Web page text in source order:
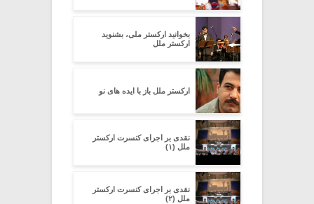
بخوانید ارکستر ملی، بشنوید
ارکستر ملل
ارکستر ملل باز با ایده های نو
نقدی بر اجرای کنسرت ارکستر
ملل (۱)
نقدی بر اجرای کنسرت ارکستر
ملل (۲)